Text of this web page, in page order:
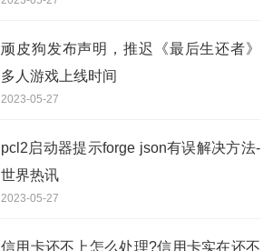
顽皮狗发布声明，推迟《最后生还者》
多人游戏上线时间
2023-05-27
pcl2启动器提示forge json有误解决方法-
世界热讯
2023-05-27
信用卡还不上怎么处理?信用卡实在还不